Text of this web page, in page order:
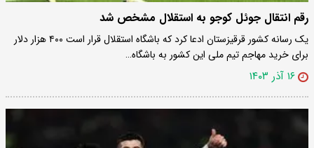
رقم انتقال جوئل کوجو به استقلال مشخص شد
یک رسانه کشور قرقیزستان ادعا کرد که باشگاه استقلال قرار است ۴۰۰ هزار دلار
برای خرید مهاجم تیم ملی این کشور به باشگاه…
۱۶ آذر ۱۴۰۳